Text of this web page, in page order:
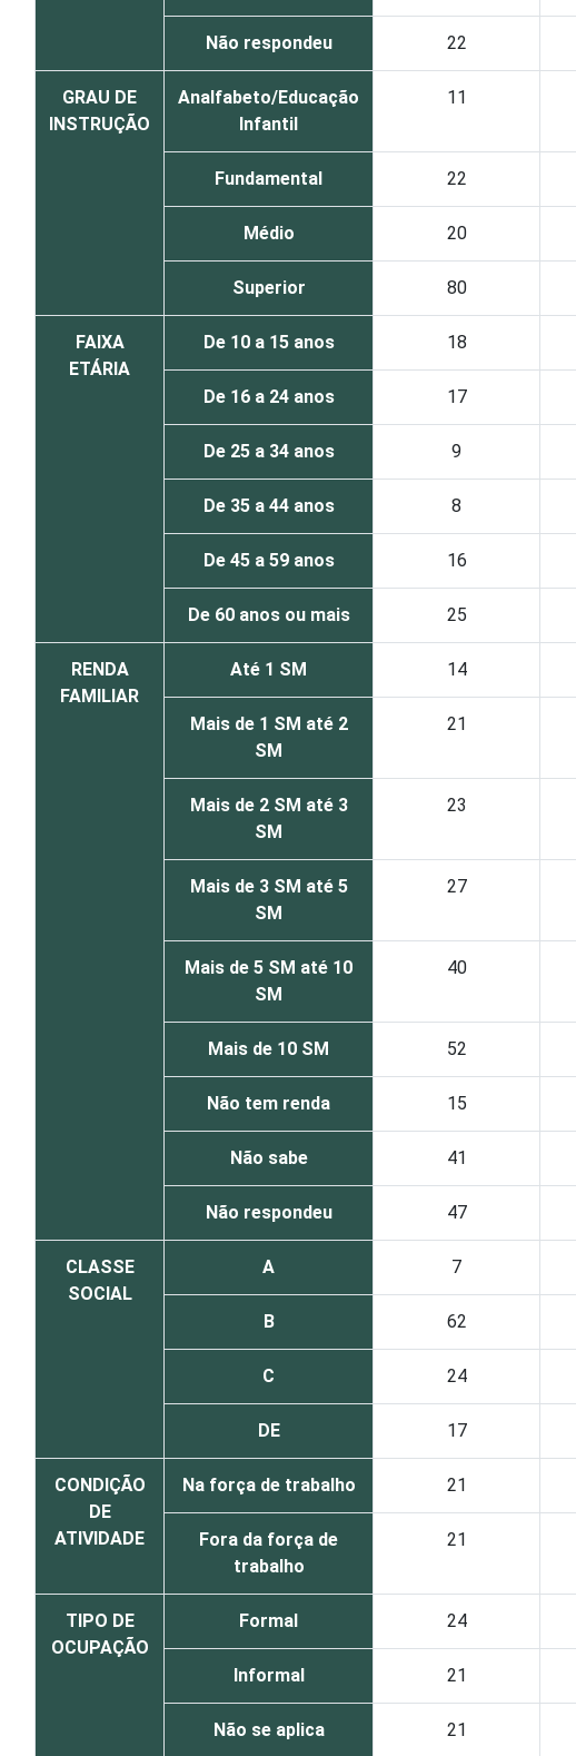
Não respondeu 22
GRAU DE
INSTRUÇÃO
Analfabeto/Educação
Infantil
11
Fundamental 22
Médio 20
Superior 80
FAIXA
ETÁRIA
De 10 a 15 anos 18
De 16 a 24 anos 17
De 25 a 34 anos 9
De 35 a 44 anos 8
De 45 a 59 anos 16
De 60 anos ou mais 25
RENDA
FAMILIAR
Até 1 SM 14
Mais de 1 SM até 2
SM
21
Mais de 2 SM até 3
SM
23
Mais de 3 SM até 5
SM
27
Mais de 5 SM até 10
SM
40
Mais de 10 SM 52
Não tem renda 15
Não sabe 41
Não respondeu 47
CLASSE
SOCIAL
A 7
B 62
C 24
DE 17
CONDIÇÃO
DE
ATIVIDADE
Na força de trabalho 21
Fora da força de
trabalho
21
TIPO DE
OCUPAÇÃO
Formal 24
Informal 21
Não se aplica 21